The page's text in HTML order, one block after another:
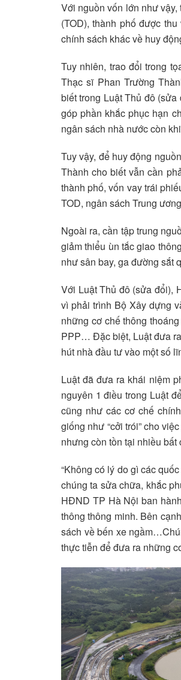
Với nguồn vốn lớn như
(TOD), thành phố được
chính sách khác về huy
Tuy nhiên, trao đổi trong
Thạc sĩ Phan Trường
biết trong Luật Thủ đô
góp phần khắc phục hạn
ngân sách nhà nước còn
Tuy vậy, để huy động
Thành cho biết vẫn cần
thành phố, vốn vay trái
TOD, ngân sách Trung
Ngoài ra, cần tập trung
giảm thiểu ùn tắc giao
như sân bay, ga đường sắt
Với Luật Thủ đô (sửa đổi),
vì phải trình Bộ Xây dựng
những cơ chế thông
PPP… Đặc biệt, Luật đưa
hút nhà đầu tư vào một số
Luật đã đưa ra khái niệm
nguyên 1 điều trong Luật
cũng như các cơ chế
giống như “cởi trói” cho
nhưng còn tồn tại nhiều bất
“Không có lý do gì các
chúng ta sửa chữa, khắc
HĐND TP Hà Nội ban
thông thông minh. Bên
sách về bến xe
thực tiễn để đưa ra những